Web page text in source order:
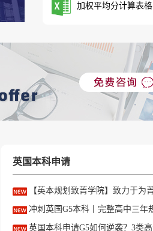
加权平均分计算表格
英国本科申请